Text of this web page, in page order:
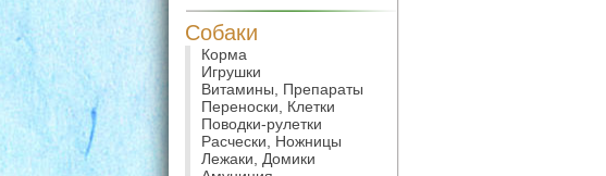
Собаки
Корма
Игрушки
Витамины, Препараты
Переноски, Клетки
Поводки-рулетки
Расчески, Ножницы
Лежаки, Домики